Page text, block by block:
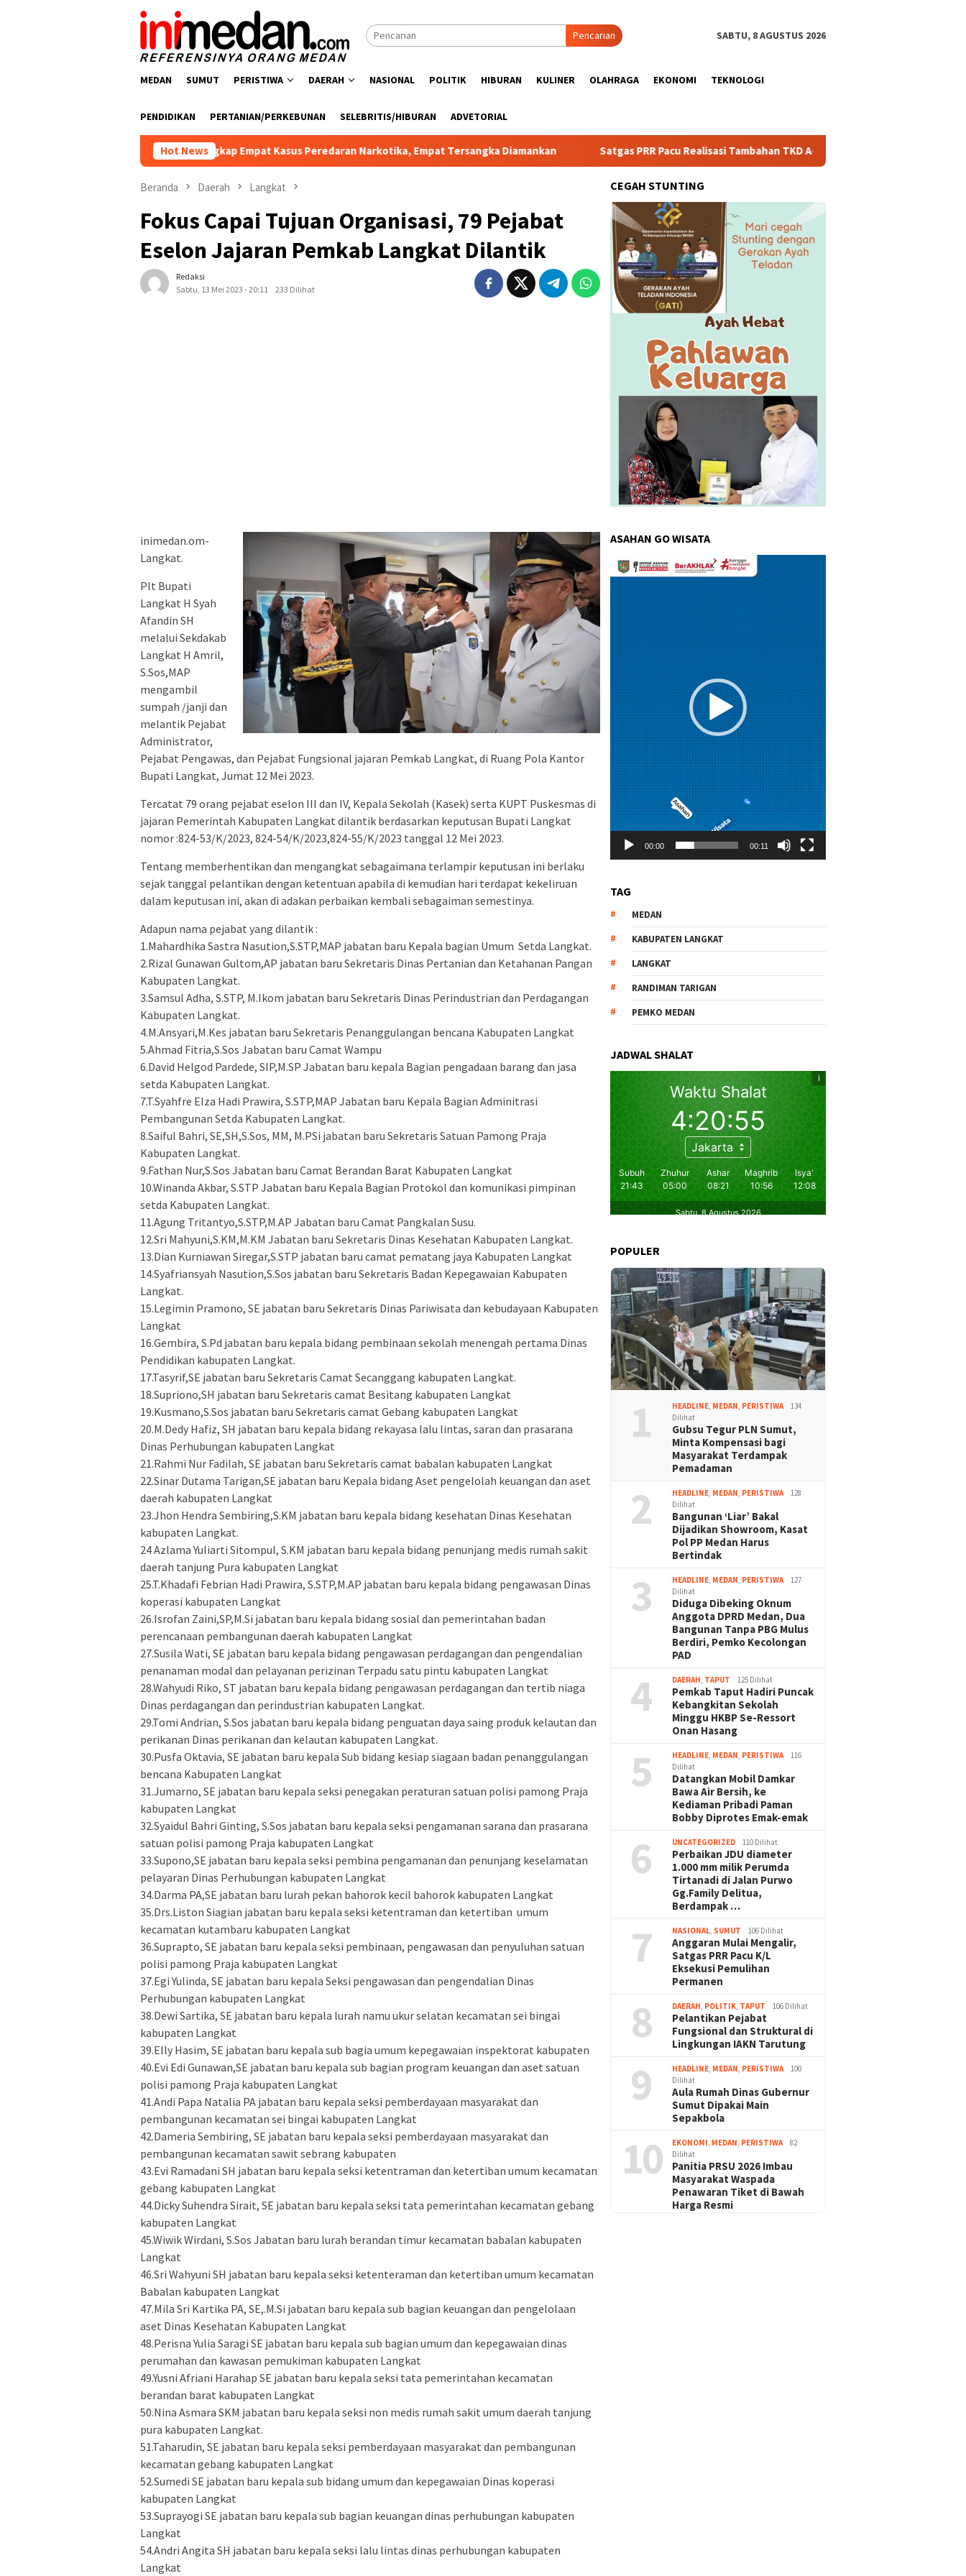
Pencarian SABTU, 8 AGUSTUS 2026
MEDAN SUMUT PERISTIWA DAERAH NASIONAL POLITIK HIBURAN KULINER OLAHRAGA EKONOMI TEKNOLOGI
PENDIDIKAN PERTANIAN/PERKEBUNAN SELEBRITIS/HIBURAN ADVETORIAL
Hot News
Polres Batu Bara Ungkap Empat Kasus Peredaran Narkotika, Empat Tersangka Diamankan Satgas PRR Pacu Realisasi Tambahan TKD Aceh Rp1,65 Triliun, Pastikan Transparan dan
Beranda Daerah Langkat
Fokus Capai Tujuan Organisasi, 79 Pejabat
Eselon Jajaran Pemkab Langkat Dilantik
Redaksi
Sabtu, 13 Mei 2023 - 20:11
233 Dilihat
inimedan.om-
Langkat.
Plt Bupati
Langkat H Syah
Afandin SH
melalui Sekdakab
Langkat H Amril,
S.Sos,MAP
mengambil
sumpah /janji dan
melantik Pejabat
Administrator,
Pejabat Pengawas, dan Pejabat Fungsional jajaran Pemkab Langkat, di Ruang Pola Kantor
Bupati Langkat, Jumat 12 Mei 2023.
Tercatat 79 orang pejabat eselon III dan IV, Kepala Sekolah (Kasek) serta KUPT Puskesmas di
jajaran Pemerintah Kabupaten Langkat dilantik berdasarkan keputusan Bupati Langkat
nomor :824-53/K/2023, 824-54/K/2023,824-55/K/2023 tanggal 12 Mei 2023.
Tentang memberhentikan dan mengangkat sebagaimana terlampir keputusan ini berlaku
sejak tanggal pelantikan dengan ketentuan apabila di kemudian hari terdapat kekeliruan
dalam keputusan ini, akan di adakan perbaikan kembali sebagaiman semestinya.
Adapun nama pejabat yang dilantik :
1.Mahardhika Sastra Nasution,S.STP,MAP jabatan baru Kepala bagian Umum Setda Langkat.
2.Rizal Gunawan Gultom,AP jabatan baru Sekretaris Dinas Pertanian dan Ketahanan Pangan
Kabupaten Langkat.
3.Samsul Adha, S.STP, M.Ikom jabatan baru Sekretaris Dinas Perindustrian dan Perdagangan
Kabupaten Langkat.
4.M.Ansyari,M.Kes jabatan baru Sekretaris Penanggulangan bencana Kabupaten Langkat
5.Ahmad Fitria,S.Sos Jabatan baru Camat Wampu
6.David Helgod Pardede, SIP,M.SP Jabatan baru kepala Bagian pengadaan barang dan jasa
setda Kabupaten Langkat.
7.T.Syahfre Elza Hadi Prawira, S.STP,MAP Jabatan baru Kepala Bagian Adminitrasi
Pembangunan Setda Kabupaten Langkat.
8.Saiful Bahri, SE,SH,S.Sos, MM, M.PSi jabatan baru Sekretaris Satuan Pamong Praja
Kabupaten Langkat.
9.Fathan Nur,S.Sos Jabatan baru Camat Berandan Barat Kabupaten Langkat
10.Winanda Akbar, S.STP Jabatan baru Kepala Bagian Protokol dan komunikasi pimpinan
setda Kabupaten Langkat.
11.Agung Tritantyo,S.STP,M.AP Jabatan baru Camat Pangkalan Susu.
12.Sri Mahyuni,S.KM,M.KM Jabatan baru Sekretaris Dinas Kesehatan Kabupaten Langkat.
13.Dian Kurniawan Siregar,S.STP jabatan baru camat pematang jaya Kabupaten Langkat
14.Syafriansyah Nasution,S.Sos jabatan baru Sekretaris Badan Kepegawaian Kabupaten
Langkat.
15.Legimin Pramono, SE jabatan baru Sekretaris Dinas Pariwisata dan kebudayaan Kabupaten
Langkat
16.Gembira, S.Pd jabatan baru kepala bidang pembinaan sekolah menengah pertama Dinas
Pendidikan kabupaten Langkat.
17.Tasyrif,SE jabatan baru Sekretaris Camat Secanggang kabupaten Langkat.
18.Supriono,SH jabatan baru Sekretaris camat Besitang kabupaten Langkat
19.Kusmano,S.Sos jabatan baru Sekretaris camat Gebang kabupaten Langkat
20.M.Dedy Hafiz, SH jabatan baru kepala bidang rekayasa lalu lintas, saran dan prasarana
Dinas Perhubungan kabupaten Langkat
21.Rahmi Nur Fadilah, SE jabatan baru Sekretaris camat babalan kabupaten Langkat
22.Sinar Dutama Tarigan,SE jabatan baru Kepala bidang Aset pengelolah keuangan dan aset
daerah kabupaten Langkat
23.Jhon Hendra Sembiring,S.KM jabatan baru kepala bidang kesehatan Dinas Kesehatan
kabupaten Langkat.
24 Azlama Yuliarti Sitompul, S.KM jabatan baru kepala bidang penunjang medis rumah sakit
daerah tanjung Pura kabupaten Langkat
25.T.Khadafi Febrian Hadi Prawira, S.STP,M.AP jabatan baru kepala bidang pengawasan Dinas
koperasi kabupaten Langkat
26.Isrofan Zaini,SP,M.Si jabatan baru kepala bidang sosial dan pemerintahan badan
perencanaan pembangunan daerah kabupaten Langkat
27.Susila Wati, SE jabatan baru kepala bidang pengawasan perdagangan dan pengendalian
penanaman modal dan pelayanan perizinan Terpadu satu pintu kabupaten Langkat
28.Wahyudi Riko, ST jabatan baru kepala bidang pengawasan perdagangan dan tertib niaga
Dinas perdagangan dan perindustrian kabupaten Langkat.
29.Tomi Andrian, S.Sos jabatan baru kepala bidang penguatan daya saing produk kelautan dan
perikanan Dinas perikanan dan kelautan kabupaten Langkat.
30.Pusfa Oktavia, SE jabatan baru kepala Sub bidang kesiap siagaan badan penanggulangan
bencana Kabupaten Langkat
31.Jumarno, SE jabatan baru kepala seksi penegakan peraturan satuan polisi pamong Praja
kabupaten Langkat
32.Syaidul Bahri Ginting, S.Sos jabatan baru kepala seksi pengamanan sarana dan prasarana
satuan polisi pamong Praja kabupaten Langkat
33.Supono,SE jabatan baru kepala seksi pembina pengamanan dan penunjang keselamatan
pelayaran Dinas Perhubungan kabupaten Langkat
34.Darma PA,SE jabatan baru lurah pekan bahorok kecil bahorok kabupaten Langkat
35.Drs.Liston Siagian jabatan baru kepala seksi ketentraman dan ketertiban umum
kecamatan kutambaru kabupaten Langkat
36.Suprapto, SE jabatan baru kepala seksi pembinaan, pengawasan dan penyuluhan satuan
polisi pamong Praja kabupaten Langkat
37.Egi Yulinda, SE jabatan baru kepala Seksi pengawasan dan pengendalian Dinas
Perhubungan kabupaten Langkat
38.Dewi Sartika, SE jabatan baru kepala lurah namu ukur selatan kecamatan sei bingai
kabupaten Langkat
39.Elly Hasim, SE jabatan baru kepala sub bagia umum kepegawaian inspektorat kabupaten
40.Evi Edi Gunawan,SE jabatan baru kepala sub bagian program keuangan dan aset satuan
polisi pamong Praja kabupaten Langkat
41.Andi Papa Natalia PA jabatan baru kepala seksi pemberdayaan masyarakat dan
pembangunan kecamatan sei bingai kabupaten Langkat
42.Dameria Sembiring, SE jabatan baru kepala seksi pemberdayaan masyarakat dan
pembangunan kecamatan sawit sebrang kabupaten
43.Evi Ramadani SH jabatan baru kepala seksi ketentraman dan ketertiban umum kecamatan
gebang kabupaten Langkat
44.Dicky Suhendra Sirait, SE jabatan baru kepala seksi tata pemerintahan kecamatan gebang
kabupaten Langkat
45.Wiwik Wirdani, S.Sos Jabatan baru lurah berandan timur kecamatan babalan kabupaten
Langkat
46.Sri Wahyuni SH jabatan baru kepala seksi ketenteraman dan ketertiban umum kecamatan
Babalan kabupaten Langkat
47.Mila Sri Kartika PA, SE,.M.Si jabatan baru kepala sub bagian keuangan dan pengelolaan
aset Dinas Kesehatan Kabupaten Langkat
48.Perisna Yulia Saragi SE jabatan baru kepala sub bagian umum dan kepegawaian dinas
perumahan dan kawasan pemukiman kabupaten Langkat
49.Yusni Afriani Harahap SE jabatan baru kepala seksi tata pemerintahan kecamatan
berandan barat kabupaten Langkat
50.Nina Asmara SKM jabatan baru kepala seksi non medis rumah sakit umum daerah tanjung
pura kabupaten Langkat.
51.Taharudin, SE jabatan baru kepala seksi pemberdayaan masyarakat dan pembangunan
kecamatan gebang kabupaten Langkat
52.Sumedi SE jabatan baru kepala sub bidang umum dan kepegawaian Dinas koperasi
kabupaten Langkat
53.Suprayogi SE jabatan baru kepala sub bagian keuangan dinas perhubungan kabupaten
Langkat
54.Andri Angita SH jabatan baru kepala seksi lalu lintas dinas perhubungan kabupaten
Langkat
CEGAH STUNTING
ASAHAN GO WISATA
Pemutar
Video
00:00 00:11
TAG
MEDAN
KABUPATEN LANGKAT
LANGKAT
RANDIMAN TARIGAN
PEMKO MEDAN
JADWAL SHALAT
POPULER
1 HEADLINE, MEDAN, PERISTIWA
134
Dilihat
Gubsu Tegur PLN Sumut,
Minta Kompensasi bagi
Masyarakat Terdampak
Pemadaman
2 HEADLINE, MEDAN, PERISTIWA
128
Dilihat
Bangunan ‘Liar’ Bakal
Dijadikan Showroom, Kasat
Pol PP Medan Harus
Bertindak
3 HEADLINE, MEDAN, PERISTIWA
127
Dilihat
Diduga Dibeking Oknum
Anggota DPRD Medan, Dua
Bangunan Tanpa PBG Mulus
Berdiri, Pemko Kecolongan
PAD
4 DAERAH, TAPUT 125 Dilihat
Pemkab Taput Hadiri Puncak
Kebangkitan Sekolah
Minggu HKBP Se-Ressort
Onan Hasang
5 HEADLINE, MEDAN, PERISTIWA
116
Dilihat
Datangkan Mobil Damkar
Bawa Air Bersih, ke
Kediaman Pribadi Paman
Bobby Diprotes Emak-emak
6 UNCATEGORIZED 110 Dilihat
Perbaikan JDU diameter
1.000 mm milik Perumda
Tirtanadi di Jalan Purwo
Gg.Family Delitua,
Berdampak …
7 NASIONAL, SUMUT 106 Dilihat
Anggaran Mulai Mengalir,
Satgas PRR Pacu K/L
Eksekusi Pemulihan
Permanen
8 DAERAH, POLITIK, TAPUT 106 Dilihat
Pelantikan Pejabat
Fungsional dan Struktural di
Lingkungan IAKN Tarutung
9 HEADLINE, MEDAN, PERISTIWA
100
Dilihat
Aula Rumah Dinas Gubernur
Sumut Dipakai Main
Sepakbola
10 EKONOMI, MEDAN, PERISTIWA
82
Dilihat
Panitia PRSU 2026 Imbau
Masyarakat Waspada
Penawaran Tiket di Bawah
Harga Resmi